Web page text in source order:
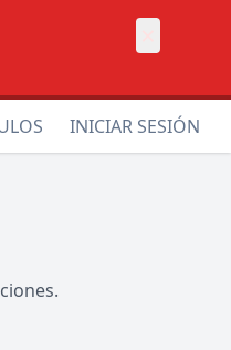
INICIAR SESIÓN